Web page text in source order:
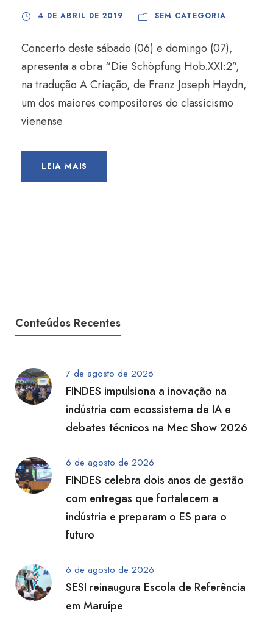
4 DE ABRIL DE 2019 SEM CATEGORIA
Concerto deste sábado (06) e domingo (07),
apresenta a obra “Die Schöpfung Hob.XXI:2”,
na tradução A Criação, de Franz Joseph Haydn,
um dos maiores compositores do classicismo
vienense
LEIA MAIS
Conteúdos Recentes
7 de agosto de 2026
FINDES impulsiona a inovação na
indústria com ecossistema de IA e
debates técnicos na Mec Show 2026
6 de agosto de 2026
FINDES celebra dois anos de gestão
com entregas que fortalecem a
indústria e preparam o ES para o
futuro
6 de agosto de 2026
SESI reinaugura Escola de Referência
em Maruípe